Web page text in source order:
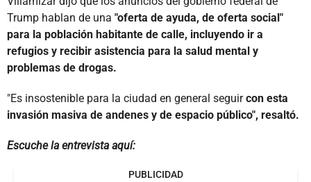
Trump hablan de una "oferta de ayuda, de oferta social"
para la población habitante de calle, incluyendo ir a
refugios y recibir asistencia para la salud mental y
problemas de drogas.
"Es insostenible para la ciudad en general seguircon esta
invasión masiva de andenes y de espacio público", resaltó.
Escuche la entrevista aquí:
PUBLICIDAD